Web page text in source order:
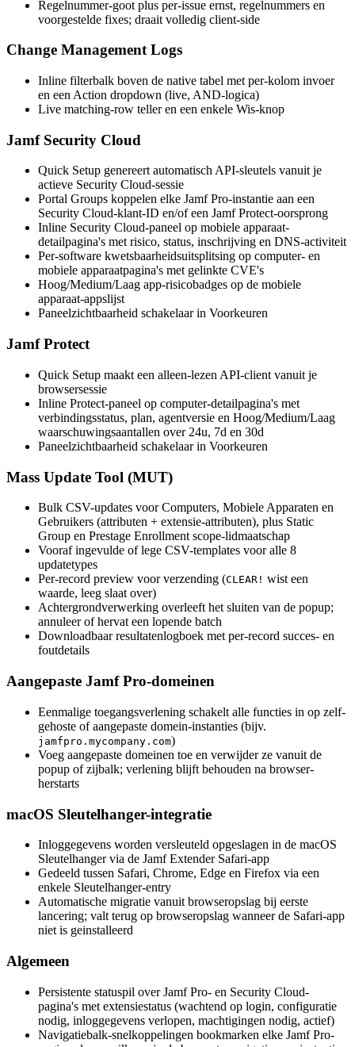
Regelnummer-goot plus per-issue ernst, regelnummers en
voorgestelde fixes; draait volledig client-side
Change Management Logs
Inline filterbalk boven de native tabel met per-kolom invoer
en een Action dropdown (live, AND-logica)
Live matching-row teller en een enkele Wis-knop
Jamf Security Cloud
Quick Setup genereert automatisch API-sleutels vanuit je
actieve Security Cloud-sessie
Portal Groups koppelen elke Jamf Pro-instantie aan een
Security Cloud-klant-ID en/of een Jamf Protect-oorsprong
Inline Security Cloud-paneel op mobiele apparaat-
detailpagina's met risico, status, inschrijving en DNS-activiteit
Per-software kwetsbaarheidsuitsplitsing op computer- en
mobiele apparaatpagina's met gelinkte CVE's
Hoog/Medium/Laag app-risicobadges op de mobiele
apparaat-appslijst
Paneelzichtbaarheid schakelaar in Voorkeuren
Jamf Protect
Quick Setup maakt een alleen-lezen API-client vanuit je
browsersessie
Inline Protect-paneel op computer-detailpagina's met
verbindingsstatus, plan, agentversie en Hoog/Medium/Laag
waarschuwingsaantallen over 24u, 7d en 30d
Paneelzichtbaarheid schakelaar in Voorkeuren
Mass Update Tool (MUT)
Bulk CSV-updates voor Computers, Mobiele Apparaten en
Gebruikers (attributen + extensie-attributen), plus Static
Group en Prestage Enrollment scope-lidmaatschap
Vooraf ingevulde of lege CSV-templates voor alle 8
updatetypes
Per-record preview voor verzending (CLEAR! wist een
waarde, leeg slaat over)
Achtergrondverwerking overleeft het sluiten van de popup;
annuleer of hervat een lopende batch
Downloadbaar resultatenlogboek met per-record succes- en
foutdetails
Aangepaste Jamf Pro-domeinen
Eenmalige toegangsverlening schakelt alle functies in op zelf-
gehoste of aangepaste domein-instanties (bijv.
jamfpro.mycompany.com)
Voeg aangepaste domeinen toe en verwijder ze vanuit de
popup of zijbalk; verlening blijft behouden na browser-
herstarts
macOS Sleutelhanger-integratie
Inloggegevens worden versleuteld opgeslagen in de macOS
Sleutelhanger via de Jamf Extender Safari-app
Gedeeld tussen Safari, Chrome, Edge en Firefox via een
enkele Sleutelhanger-entry
Automatische migratie vanuit browseropslag bij eerste
lancering; valt terug op browseropslag wanneer de Safari-app
niet is geinstalleerd
Algemeen
Persistente statuspil over Jamf Pro- en Security Cloud-
pagina's met extensiestatus (wachtend op login, configuratie
nodig, inloggegevens verlopen, machtigingen nodig, actief)
Navigatiebalk-snelkoppelingen bookmarken elke Jamf Pro-